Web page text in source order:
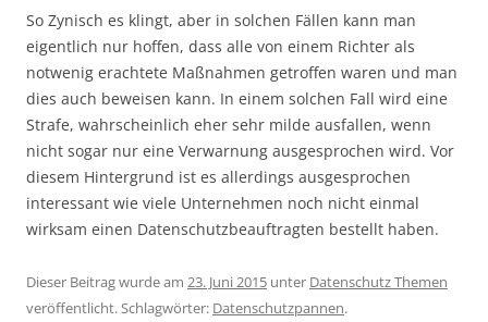
So Zynisch es klingt, aber in solchen Fällen kann man
eigentlich nur hoffen, dass alle von einem Richter als
notwenig erachtete Maßnahmen getroffen waren und man
dies auch beweisen kann. In einem solchen Fall wird eine
Strafe, wahrscheinlich eher sehr milde ausfallen, wenn
nicht sogar nur eine Verwarnung ausgesprochen wird. Vor
diesem Hintergrund ist es allerdings ausgesprochen
interessant wie viele Unternehmen noch nicht einmal
wirksam einen Datenschutzbeauftragten bestellt haben.
Dieser Beitrag wurde am 23. Juni 2015 unter Datenschutz Themen
veröffentlicht. Schlagwörter: Datenschutzpannen.